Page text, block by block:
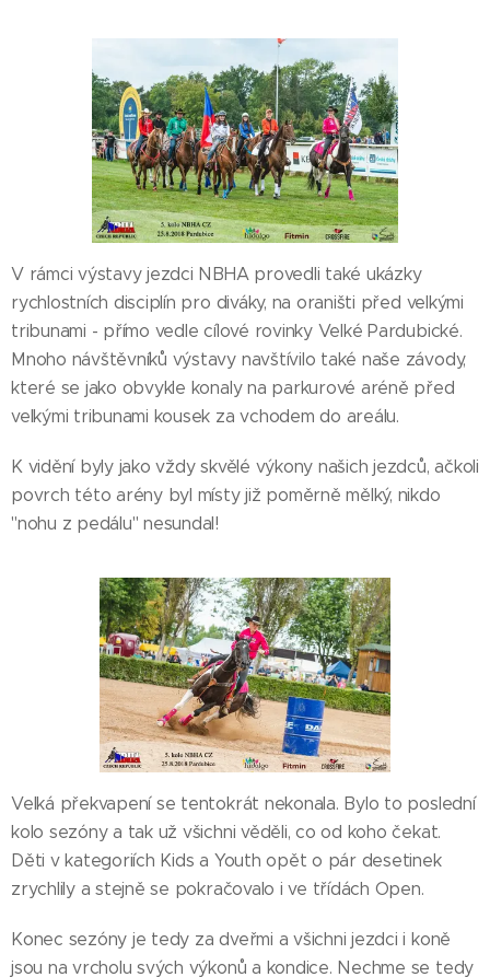
V rámci výstavy jezdci NBHA provedli také ukázky
rychlostních disciplín pro diváky, na oraništi před velkými
tribunami - přímo vedle cílové rovinky Velké Pardubické.
Mnoho návštěvníků výstavy navštívilo také naše závody,
které se jako obvykle konaly na parkurové aréně před
velkými tribunami kousek za vchodem do areálu.
K vidění byly jako vždy skvělé výkony našich jezdců, ačkoli
povrch této arény byl místy již poměrně mělký, nikdo
"nohu z pedálu" nesundal!
Velká překvapení se tentokrát nekonala. Bylo to poslední
kolo sezóny a tak už všichni věděli, co od koho čekat.
Děti v kategoriích Kids a Youth opět o pár desetinek
zrychlily a stejně se pokračovalo i ve třídách Open.
Konec sezóny je tedy za dveřmi a všichni jezdci i koně
jsou na vrcholu svých výkonů a kondice. Nechme se tedy